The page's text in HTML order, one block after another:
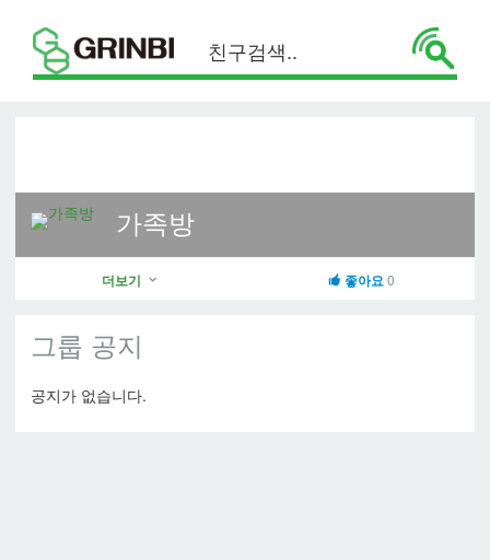
가족방
더보기 좋아요 0
그룹 공지
공지가 없습니다.